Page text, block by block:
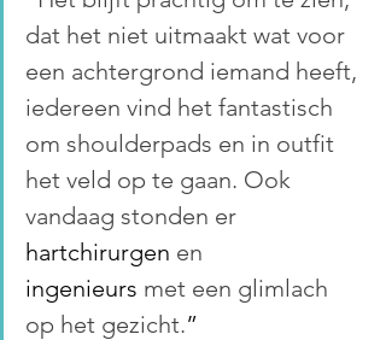
dat het niet uitmaakt wat voor
een achtergrond iemand heeft,
iedereen vind het fantastisch
om shoulderpads en in outfit
het veld op te gaan. Ook
vandaag stonden er
hartchirurgen en
ingenieurs met een glimlach
op het gezicht.”